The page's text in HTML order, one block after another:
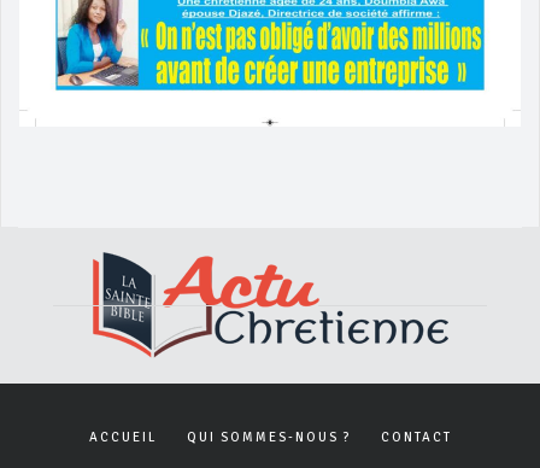
ACCUEIL QUI SOMMES-NOUS ? CONTACT